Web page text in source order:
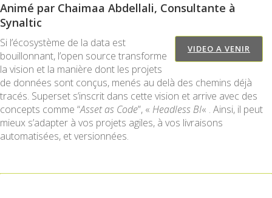
Animé par Chaimaa Abdellali, Consultante à
Synaltic
VIDEO A VENIR
Si l’écosystème de la data est
bouillonnant, l’open source transforme
la vision et la manière dont les projets
de données sont conçus, menés au delà des chemins déjà
tracés. Superset s’inscrit dans cette vision et arrive avec des
concepts comme “Asset as Code”, « Headless BI« . Ainsi, il peut
mieux s’adapter à vos projets agiles, à vos livraisons
automatisées, et versionnées.